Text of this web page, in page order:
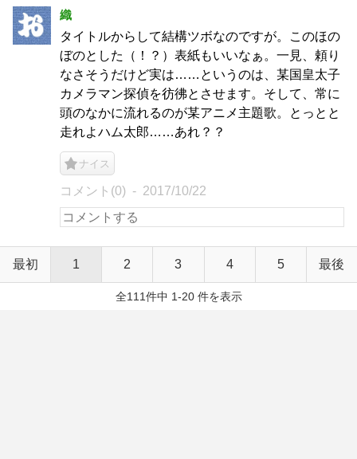
織
タイトルからして結構ツボなのですが。このほの
ぼのとした（！？）表紙もいいなぁ。一見、頼り
なさそうだけど実は……というのは、某国皇太子
カメラマン探偵を彷彿とさせます。そして、常に
頭のなかに流れるのが某アニメ主題歌。とっとと
走れよハム太郎……あれ？？
ナイス
コメント(0) 2017/10/22
最初 1 2 3 4 5 最後
全111件中 1-20 件を表示